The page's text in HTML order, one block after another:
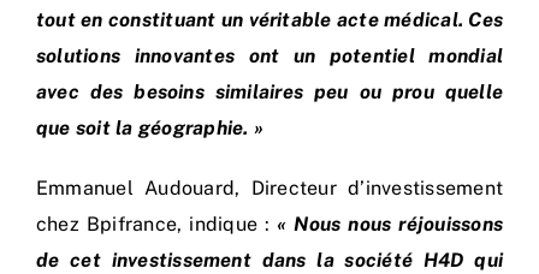
tout en constituant un véritable acte médical. Ces
solutions innovantes ont un potentiel mondial
avec des besoins similaires peu ou prou quelle
que soit la géographie. »
Emmanuel Audouard, Directeur d’investissement
chez Bpifrance, indique : « Nous nous réjouissons
de cet investissement dans la société H4D qui